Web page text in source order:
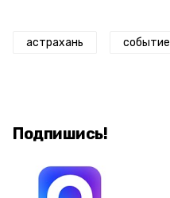
астрахань событие
Подпишись!